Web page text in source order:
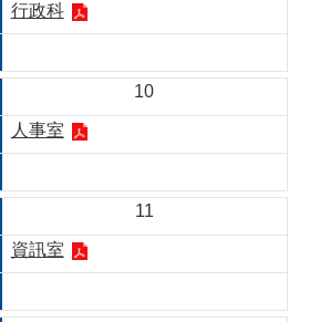
行政科
10
人事室
11
資訊室